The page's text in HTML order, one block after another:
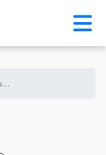
C
ilindros para laminação a frio preço